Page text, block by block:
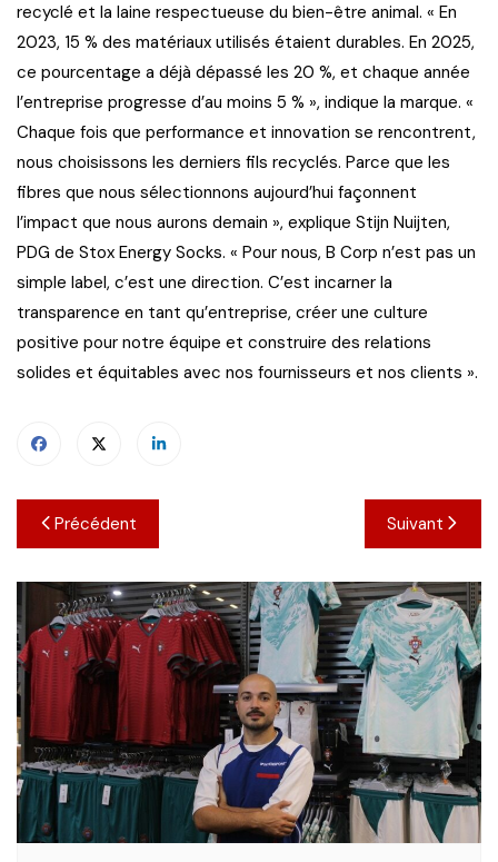
recyclé et la laine respectueuse du bien-être animal. « En
2023, 15 % des matériaux utilisés étaient durables. En 2025,
ce pourcentage a déjà dépassé les 20 %, et chaque année
l’entreprise progresse d’au moins 5 % », indique la marque. «
Chaque fois que performance et innovation se rencontrent,
nous choisissons les derniers fils recyclés. Parce que les
fibres que nous sélectionnons aujourd’hui façonnent
l’impact que nous aurons demain », explique Stijn Nuijten,
PDG de Stox Energy Socks. « Pour nous, B Corp n’est pas un
simple label, c’est une direction. C’est incarner la
transparence en tant qu’entreprise, créer une culture
positive pour notre équipe et construire des relations
solides et équitables avec nos fournisseurs et nos clients ».
Navigation
de
l’article
Précédent Suivant